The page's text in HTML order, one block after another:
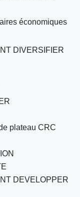
économiques
DIVERSIFIER
plateau CRC
DEVELOPPER